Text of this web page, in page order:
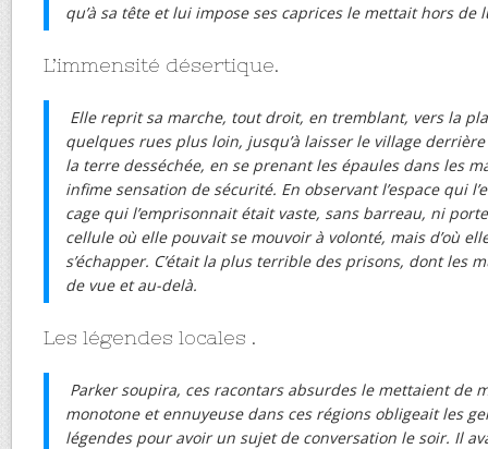
qu’à sa tête et lui impose ses caprices le mettait hors de
L’immensité désertique.
Elle reprit sa marche, tout droit, en tremblant, vers la
quelques rues plus loin, jusqu’à laisser le village derrière
la terre desséchée, en se prenant les épaules dans les
infime sensation de sécurité. En observant l’espace qui
cage qui l’emprisonnait était vaste, sans barreau, ni
cellule où elle pouvait se mouvoir à volonté, mais d’où
s’échapper. C’était la plus terrible des prisons, dont les
de vue et au-delà.
Les légendes locales .
Parker soupira, ces racontars absurdes le mettaient de
monotone et ennuyeuse dans ces régions obligeait les
légendes pour avoir un sujet de conversation le soir. Il